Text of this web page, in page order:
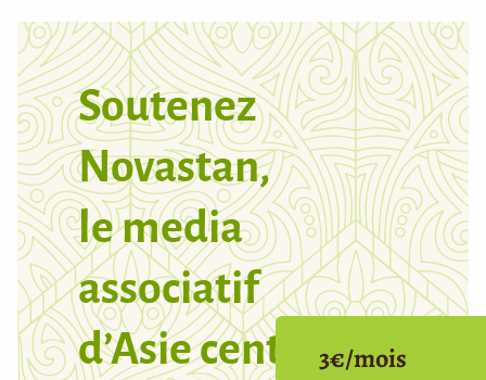
Soutenez
Novastan,
le media
associatif
d’Asie centrale3€/mois